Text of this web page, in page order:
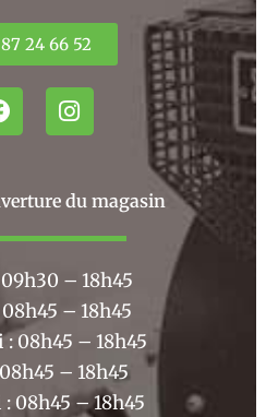
24 66 52
a
k
I
n
a
r
m
du magasin
– 18h45
– 18h45
08h45 – 18h45
– 18h45
08h45 – 18h45